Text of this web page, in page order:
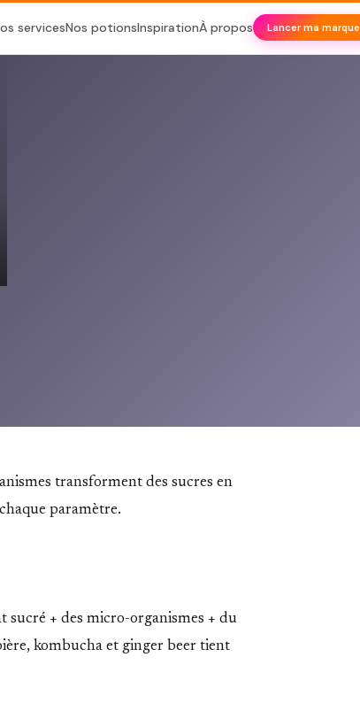
servicesNos potionsInspirationÀ propos Lancer ma marque
transforment des sucres en
paramètre.
sucré + des micro-organismes + du
kombucha et ginger beer tient